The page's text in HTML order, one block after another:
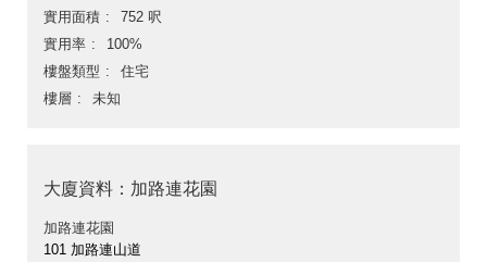
實用面積
752 呎
實用率
100%
樓盤類型
住宅
樓層
未知
大廈資料：加路連花園
加路連花園
101 加路連山道